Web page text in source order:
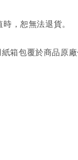
，恕無法退貨。
箱包覆於商品原